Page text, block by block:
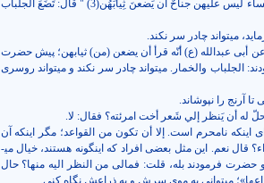
صحیحۀ أبی حمزة، عن أبی عبدالله (ع) قال: "القواعد من النساء لیس علیهن جناحٌ أن یَضعنَ ثِیابَهُن(3) " قال: تَضَعَ الجلباب
می­تواند چادر سر نکند.
حریز بن عبدالله، عن أبی عبدالله (ع) أنّه قرأ أن یضعن (من) ثیابهن؛ پیش حضرت
الجلباب والخمار. می­تواند چادر سر نکند و می­تواند روسری
أن يَنظر إلي شَعر أخت امرئته؟ فقال: لا.
اینکه نامحرم است. إلا أن تكون من القواعد؛ مگر اینکه آن
قال نعم. این مثل بعضی افراد که اینگونه هستند، خیال می­
حضرت فرمودند بله، قلت: فمالی من النظر الیه‏ منها؟ حال
می­توانی به موی سرش و به ذراعش نگاه کنی.